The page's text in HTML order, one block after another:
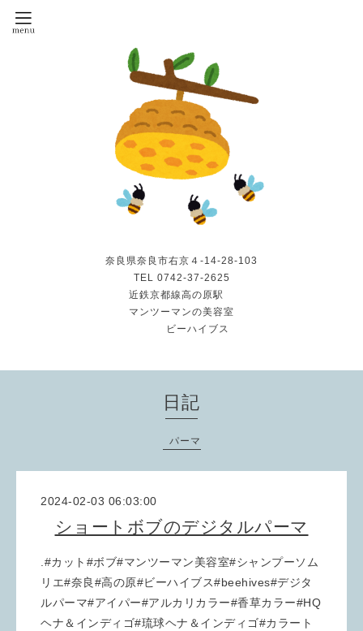
奈良県奈良市右京４-14-28-103
TEL 0742-37-2625
近鉄京都線高の原駅
マンツーマンの美容室
ビーハイブス
日記
パーマ
2024-02-03 06:03:00
ショートボブのデジタルパーマ
.#カット#ボブ#マンツーマン美容室#シャンプーソム
リエ#奈良#高の原#ビーハイブス#beehives#デジタ
ルパーマ#アイパー#アルカリカラー#香草カラー#HQ
ヘナ＆インディゴ#琉球ヘナ＆インディゴ#カラート